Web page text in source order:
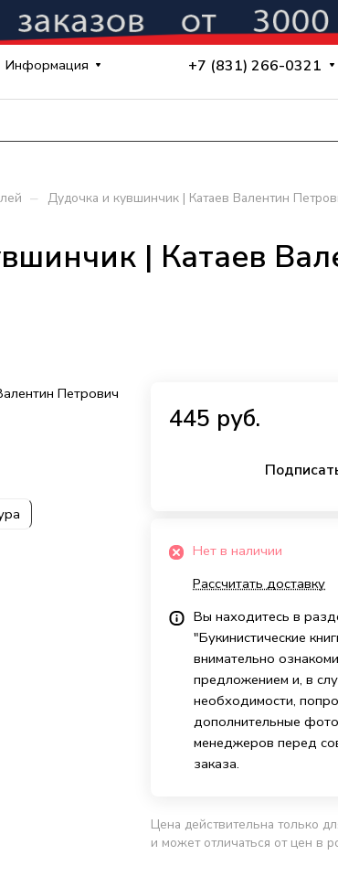
Информация +7 (831) 266-0321
– Дудочка и кувшинчик | Катаев Валентин
| Катаев
Петрович
445 руб.
Нет в наличии
Рассчитать доставку
Вы находитесь в
"Букинистические
внимательно
предложением и, в
необходимости,
дополнительные
менеджеров перед
заказа.
Цена действительна только
и может отличаться от цен в